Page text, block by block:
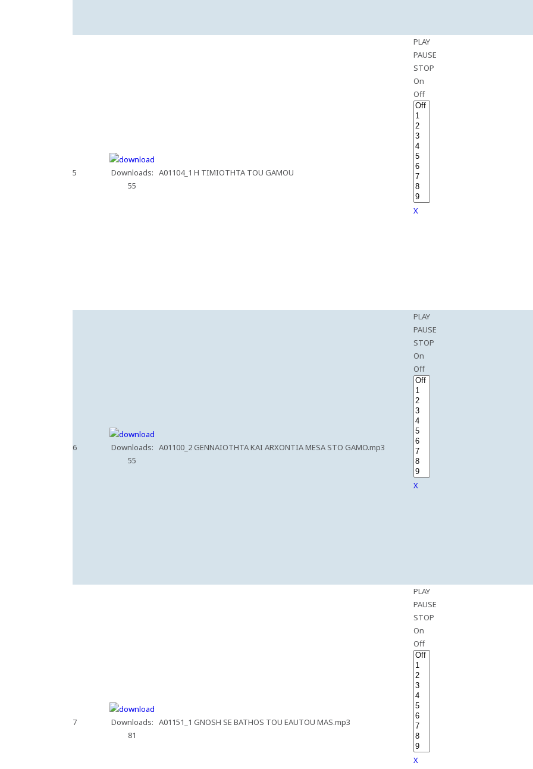
5
Downloads:
55
A01104_1 H TIMIOTHTA TOU GAMOU
PLAY
PAUSE
STOP
On
Off
X
6
Downloads:
55
A01100_2 GENNAIOTHTA KAI ARXONTIA MESA STO GAMO.mp3
PLAY
PAUSE
STOP
On
Off
X
7
Downloads:
81
A01151_1 GNOSH SE BATHOS TOU EAUTOU MAS.mp3
PLAY
PAUSE
STOP
On
Off
X